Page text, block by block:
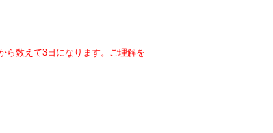
ら数えて3日になります。ご理解を